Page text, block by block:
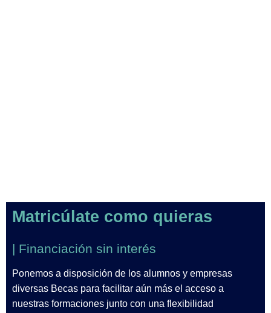
Matricúlate como quieras
| Financiación sin interés
Ponemos a disposición de los alumnos y empresas
diversas Becas para facilitar aún más el acceso a
nuestras formaciones junto con una flexibilidad